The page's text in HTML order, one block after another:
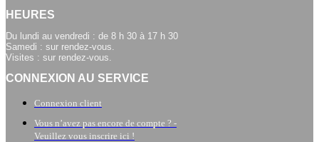
HEURES
Du lundi au vendredi : de 8 h 30 à 17 h 30
Samedi : sur rendez-vous.
Visites : sur rendez-vous.
CONNEXION AU SERVICE
Connexion client
Vous n’avez pas encore de compte ? -
Veuillez vous inscrire ici !